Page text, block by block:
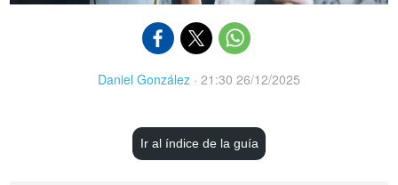
Daniel González · 21:30 26/12/2025
Ir al índice de la guía